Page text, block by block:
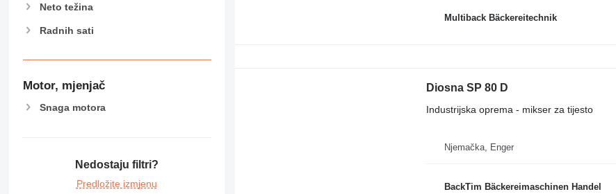
Neto težina
Radnih sati
Motor, mjenjač
Snaga motora
Nedostaju filtri?
Predložite izmjenu
Multiback Bäckereitechnik
Diosna SP 80 D
Industrijska oprema - mikser za tijesto
Njemačka, Enger
BackTim Bäckereimaschinen Handel